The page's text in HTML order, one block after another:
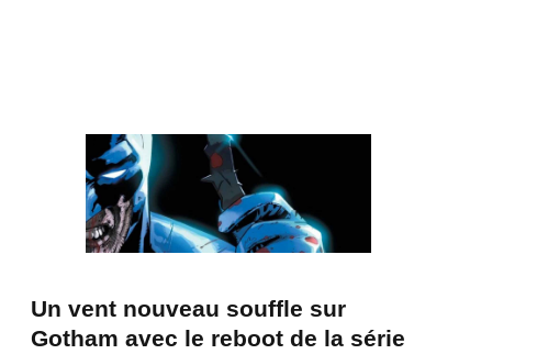
Un vent nouveau souffle sur
Gotham avec le reboot de la série